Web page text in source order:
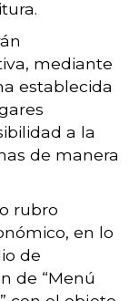
mediante
establecida
a la
de manera
rubro
en lo
de
de “Menú